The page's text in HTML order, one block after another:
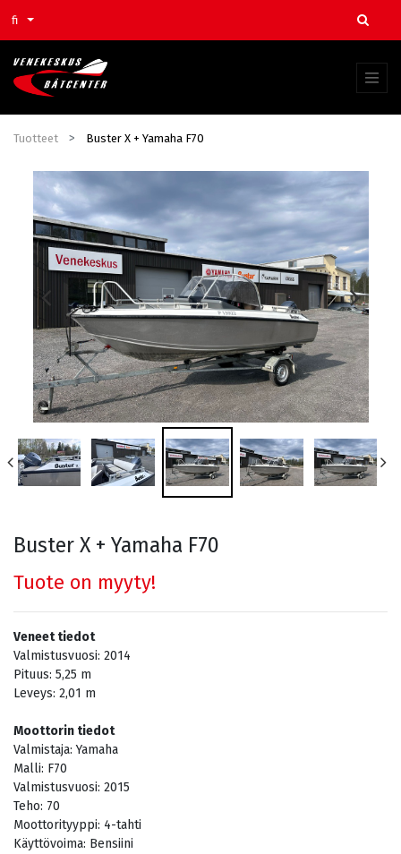
fi
Tuotteet Buster X + Yamaha F70
Buster X + Yamaha F70
Tuote on myyty!
Veneet tiedot
Valmistusvuosi: 2014
Pituus: 5,25 m
Leveys: 2,01 m
Moottorin tiedot
Valmistaja:Yamaha
Malli: F70
Valmistusvuosi: 2015
Teho: 70
Moottorityyppi: 4-tahti
Käyttövoima: Bensiini